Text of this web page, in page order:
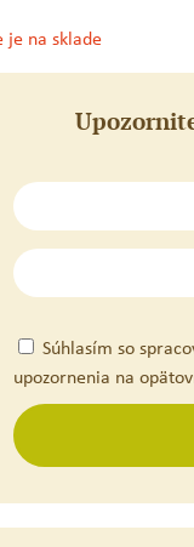
je na sklade
Súhlasím so
upozornenia na